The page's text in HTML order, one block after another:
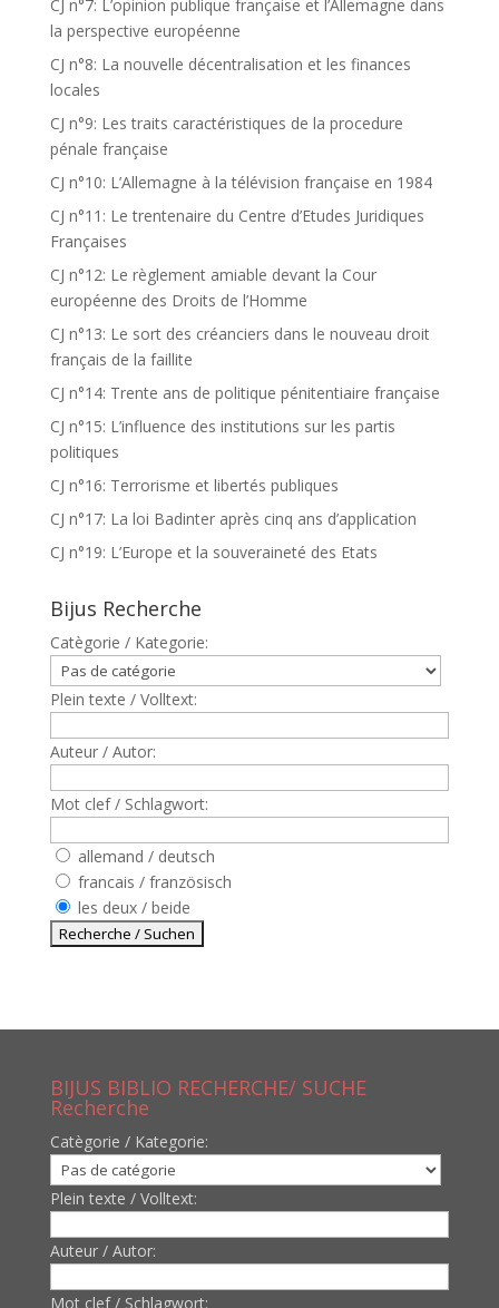
CJ n°7: L’opinion publique française et l’Allemagne dans
la perspective européenne
CJ n°8: La nouvelle décentralisation et les finances
locales
CJ n°9: Les traits caractéristiques de la procedure
pénale française
CJ n°10: L’Allemagne à la télévision française en 1984
CJ n°11: Le trentenaire du Centre d’Etudes Juridiques
Françaises
CJ n°12: Le règlement amiable devant la Cour
européenne des Droits de l’Homme
CJ n°13: Le sort des créanciers dans le nouveau droit
français de la faillite
CJ n°14: Trente ans de politique pénitentiaire française
CJ n°15: L’influence des institutions sur les partis
politiques
CJ n°16: Terrorisme et libertés publiques
CJ n°17: La loi Badinter après cinq ans d’application
CJ n°19: L’Europe et la souveraineté des Etats
Bijus Recherche
Catègorie / Kategorie:
Plein texte / Volltext:
Auteur / Autor:
Mot clef / Schlagwort:
allemand / deutsch
francais / französisch
les deux / beide
BIJUS BIBLIO RECHERCHE/ SUCHE
Recherche
Catègorie / Kategorie:
Plein texte / Volltext:
Auteur / Autor:
Mot clef / Schlagwort: